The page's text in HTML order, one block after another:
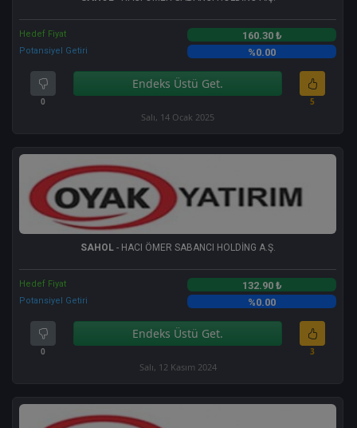
Hedef Fiyat 160.30 ₺
Potansiyel Getiri %0.00
0
Endeks Üstü Get.
5
Salı, 14 Ocak 2025
SAHOL- HACI ÖMER SABANCI HOLDİNG A.Ş.
Hedef Fiyat 132.90 ₺
Potansiyel Getiri %0.00
0
Endeks Üstü Get.
3
Salı, 12 Kasım 2024